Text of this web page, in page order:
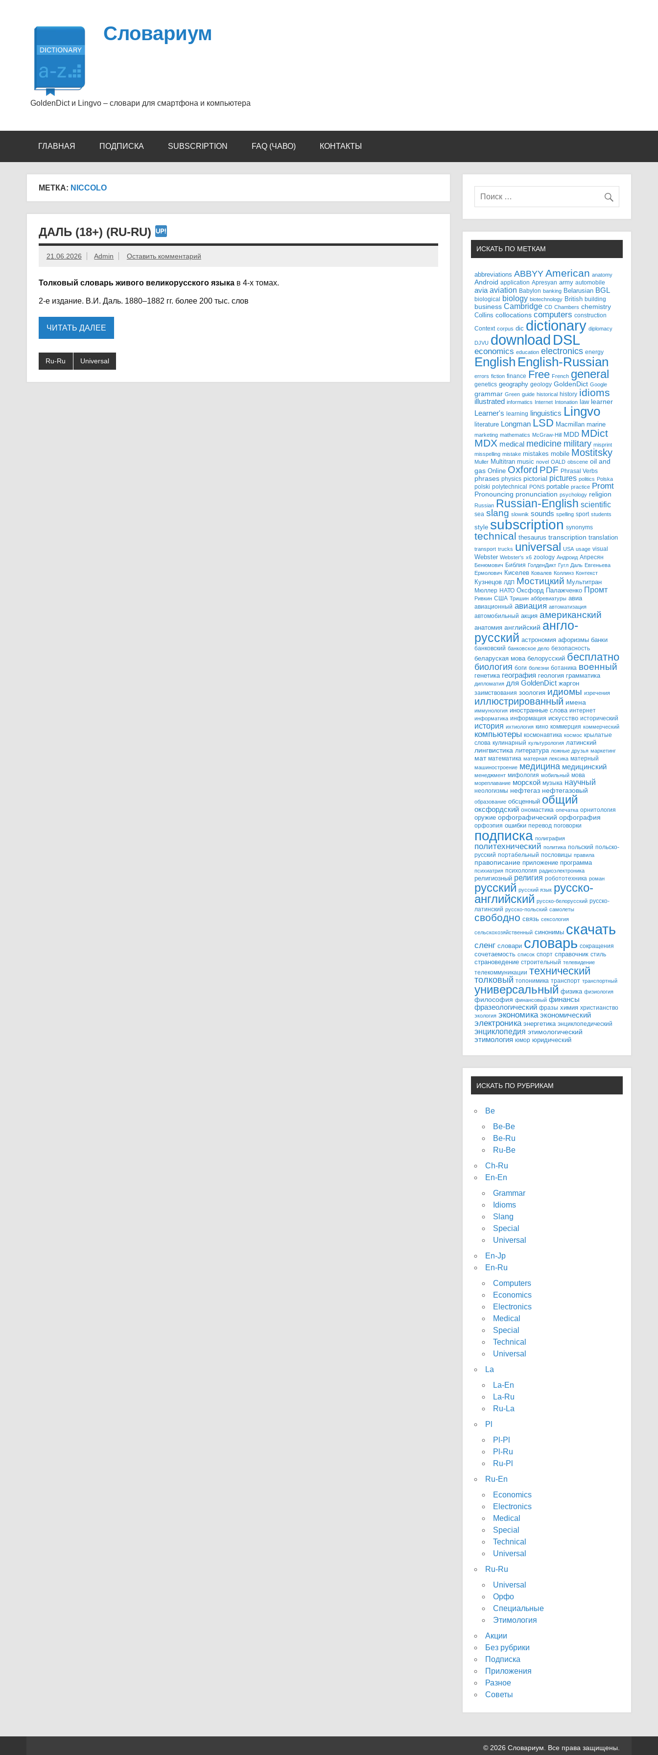
Словариум
GoldenDict и Lingvo – словари для смартфона и компьютера
ГЛАВНАЯ ПОДПИСКА SUBSCRIPTION FAQ (ЧАВО) КОНТАКТЫ
МЕТКА: NICCOLO
ДАЛЬ (18+) (RU-RU)
21.06.2026 Admin Оставить комментарий
Толковый словарь живого великорусского языкав 4-х томах.
2-е издание. В.И. Даль. 1880–1882 гг. более 200 тыс. слов
ЧИТАТЬ ДАЛЕЕ
Ru-Ru Universal
ИСКАТЬ ПО МЕТКАМ
abbreviations ABBYY American anatomy
Android application Apresyan army automobile
avia aviation Babylon banking Belarusian BGL
biological biology biotechnology British building
business Cambridge CD Chambers chemistry
Collins collocations computers construction
Context corpus dic dictionary diplomacy
DJVU download DSL
economics education electronics energy
English English-Russian
errors fiction finance Free French general
genetics geography geology GoldenDict Google
grammar Green guide historical history idioms
illustrated informatics Internet Intonation law learner
Learner's learning linguistics Lingvo
literature Longman LSD Macmillan marine
marketing mathematics McGraw-Hill MDD MDict
MDX medical medicine military misprint
misspelling mistake mistakes mobile Mostitsky
Muller Multitran music novel OALD obscene oil and
gas Online Oxford PDF Phrasal Verbs
phrases physics pictorial pictures politics Polska
polski polytechnical PONS portable practice Promt
Pronouncing pronunciation psychology religion
Russian Russian-English scientific
sea slang slownik sounds spelling sport students
style subscription synonyms
technical thesaurus transcription translation
transport trucks universal USA usage visual
Webster Webster's x6 zoology Андроид Апресян
Бенюмович Библия ГолденДикт Гугл Даль Евгеньева
Ермолович Киселев Ковалев Коллинз Контекст
Кузнецов ЛДП Мостицкий Мультитран
Мюллер НАТО Оксфорд Палажченко Промт
Ривкин США Тришин аббревиатуры авиа
авиационный авиация автоматизация
автомобильный акция американский
анатомия английский англо-
русский астрономия афоризмы банки
банковский банковское дело безопасность
беларуская мова белорусский бесплатно
биология боги болезни ботаника военный
генетика география геология грамматика
дипломатия для GoldenDict жаргон
заимствования зоология идиомы изречения
иллюстрированный имена
иммунология иностранные слова интернет
информатика информация искусство исторический
история ихтиология кино коммерция коммерческий
компьютеры космонавтика космос крылатые
слова кулинарный культурология латинский
лингвистика литература ложные друзья маркетинг
мат математика матерная лексика матерный
машиностроение медицина медицинский
менеджмент мифология мобильный мова
мореплавание морской музыка научный
неологизмы нефтегаз нефтегазовый
образование обсценный общий
оксфордский ономастика опечатка орнитология
оружие орфографический орфография
орфоэпия ошибки перевод поговорки
подписка полиграфия
политехнический политика польский польско-
русский портабельный пословицы правила
правописание приложение программа
психиатрия психология радиоэлектроника
религиозный религия робототехника роман
русский русский язык русско-
английский русско-белорусский русско-
латинский русско-польский самолеты
свободно связь сексология
сельскохозяйственный синонимы скачать
сленг словари словарь сокращения
сочетаемость список спорт справочник стиль
страноведение строительный телевидение
телекоммуникации технический
толковый топонимика транспорт транспортный
универсальный физика физиология
философия финансовый финансы
фразеологический фразы химия христианство
экология экономика экономический
электроника энергетика энциклопедический
энциклопедия этимологический
этимология юмор юридический
ИСКАТЬ ПО РУБРИКАМ
Be
Be-Be
Be-Ru
Ru-Be
Ch-Ru
En-En
Grammar
Idioms
Slang
Special
Universal
En-Jp
En-Ru
Computers
Economics
Electronics
Medical
Special
Technical
Universal
La
La-En
La-Ru
Ru-La
Pl
Pl-Pl
Pl-Ru
Ru-Pl
Ru-En
Economics
Electronics
Medical
Special
Technical
Universal
Ru-Ru
Universal
Орфо
Специальные
Этимология
Акции
Без рубрики
Подписка
Приложения
Разное
Советы
© 2026 Словариум. Все права защищены.